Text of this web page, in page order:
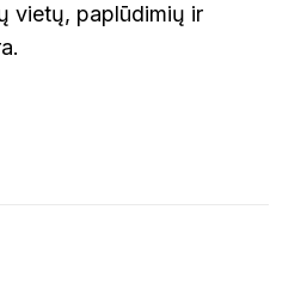
vietų, paplūdimių ir